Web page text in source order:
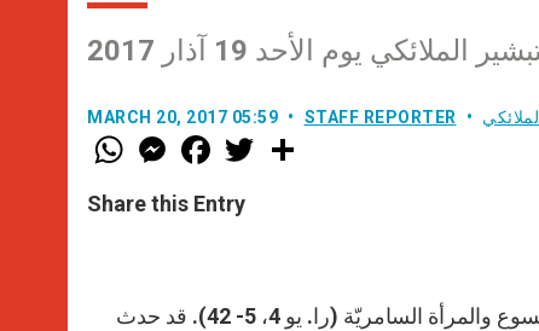
يوم الأحد 19 آذار 2017
MARCH 20, 2017 05:59 STAFF REPORTER
W
h
t
s
M
e
s
e
F
a
e
b
w
Share this Entry
يقدّم لنا إنجيل هذا الأحد، الثالث من زمن الصوم، الحوارَ الذي جرى بين يسوع والمرأة السامريّة (را. يو 4، 5- 42). قد حدث